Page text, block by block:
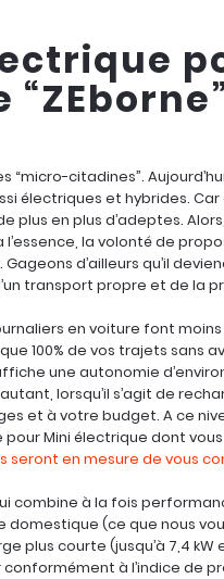
“micro-citadines”.
électriques et hybrides.
en plus d’adeptes.
la volonté de
d’ailleurs qu’il
transport propre et de la
en voiture font
100% de vos trajets sans
une autonomie
lorsqu’il s’agit de
et à votre budget. A ce
Mini électrique dont vous
seront en mesure de vous
combine à la fois
(ce que nous
plus courte (jusqu’à 7,4
à l’indice de